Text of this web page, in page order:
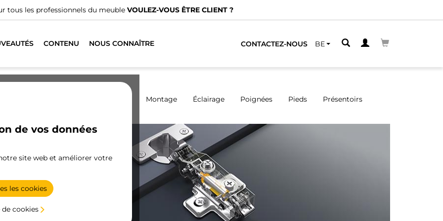
VOUS ÊTRE CLIENT ?
CONTENU NOUS CONNAÎTRE CONTACTEZ-NOUS BE
de vos données
site web et améliorer votre
les cookies
cookies
Montage Éclairage Poignées Pieds Présentoirs